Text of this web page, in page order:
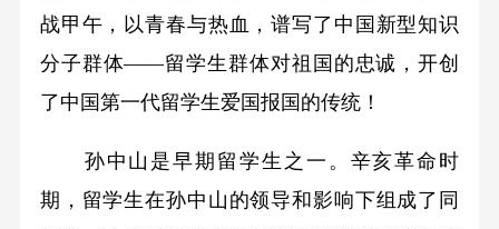
战甲午，以青春与热血，谱写了中国新型知识
分子群体——留学生群体对祖国的忠诚，开创
了中国第一代留学生爱国报国的传统！
孙中山是早期留学生之一。辛亥革命时
期，留学生在孙中山的领导和影响下组成了同